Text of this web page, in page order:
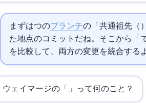
まずは2つのブランチの「共通祖先（Common
た地点のコミットだね。そこから「main
を比較して、両方の変更を統合するよ。こ
3ウェイマージの「3」って何のこと？